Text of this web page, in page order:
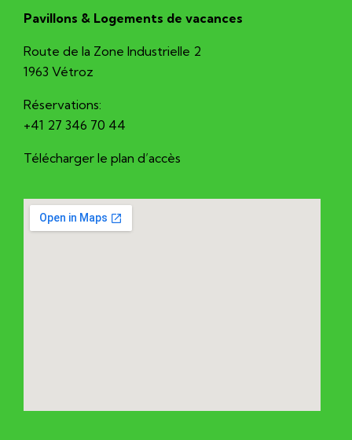
Pavillons & Logements de vacances
Route de la Zone Industrielle 2
1963 Vétroz
Réservations:
+41 27 346 70 44
Télécharger le plan d’accès